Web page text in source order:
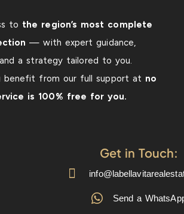
to the region’s most complete
— with expert guidance,
a strategy tailored to you.
benefit from our full support at no
is 100% free for you.
Get in Touch:
Send a